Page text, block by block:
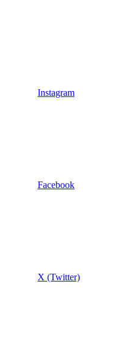
Instagram
Facebook
X (Twitter)